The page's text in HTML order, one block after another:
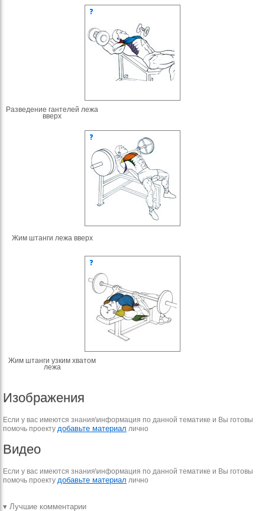
Разведение гантелей лежа
вверх
Жим штанги лежа вверх
Жим штанги узким хватом
лежа
Изображения
Если у вас имеются знания\информация по данной тематике и Вы готовы
помочь проекту добавьте материал лично
Видео
Если у вас имеются знания\информация по данной тематике и Вы готовы
помочь проекту добавьте материал лично
▾ Лучшие комментарии